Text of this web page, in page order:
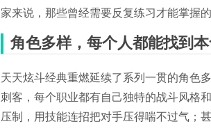
家来说，那些曾经需要反复练习才能掌握
角色多样，每个人都能找到
天天炫斗经典重燃延续了系列一贯的角色
刺客，每个职业都有自己独特的战斗风格
压制，用技能连招把对手压得喘不过气；